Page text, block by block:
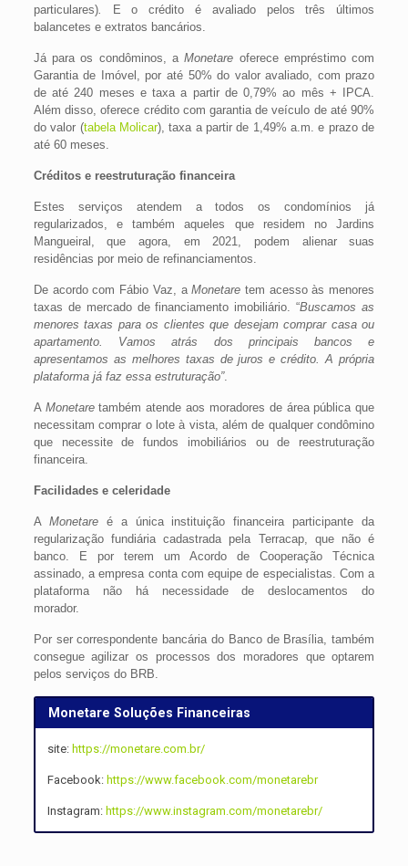
particulares). E o crédito é avaliado pelos três últimos
balancetes e extratos bancários.
Já para os condôminos, aMonetare oferece empréstimo com
Garantia de Imóvel, por até 50% do valor avaliado, com prazo
de até 240 meses e taxa a partir de 0,79% ao mês + IPCA.
Além disso, oferece crédito com garantia de veículo de até 90%
do valor (tabela Molicar), taxa a partir de 1,49% a.m. e prazo de
até 60 meses.
Créditos e reestruturação financeira
Estes serviços atendem a todos os condomínios já
regularizados, e também aqueles que residem no Jardins
Mangueiral, que agora, em 2021, podem alienar suas
residências por meio de refinanciamentos.
De acordo com Fábio Vaz, aMonetare tem acesso às menores
taxas de mercado de financiamento imobiliário. “Buscamos as
menores taxas para os clientes que desejam comprar casa ou
apartamento. Vamos atrás dos principais bancos e
apresentamos as melhores taxas de juros e crédito. A própria
plataforma já faz essa estruturação”.
A Monetaretambém atende aos moradores de área pública que
necessitam comprar o lote à vista, além de qualquer condômino
que necessite de fundos imobiliários ou de reestruturação
financeira.
Facilidades e celeridade
A Monetareé a única instituição financeira participante da
regularização fundiária cadastrada pela Terracap, que não é
banco. E por terem um Acordo de Cooperação Técnica
assinado, a empresa conta com equipe de especialistas. Com a
plataforma não há necessidade de deslocamentos do
morador.
Por ser correspondente bancária do Banco de Brasília, também
consegue agilizar os processos dos moradores que optarem
pelos serviços do BRB.
Monetare Soluções Financeiras
site: https://monetare.com.br/
Facebook: https://www.facebook.com/monetarebr
Instagram: https://www.instagram.com/monetarebr/